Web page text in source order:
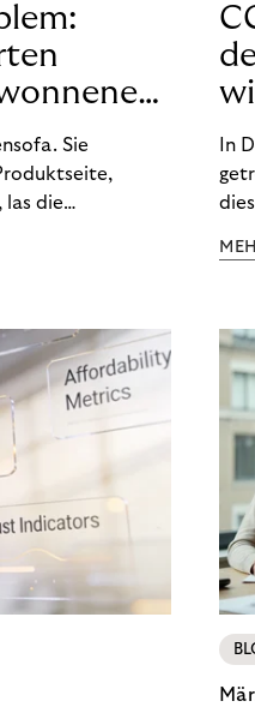
Sie
las die
treffen.
In
Für